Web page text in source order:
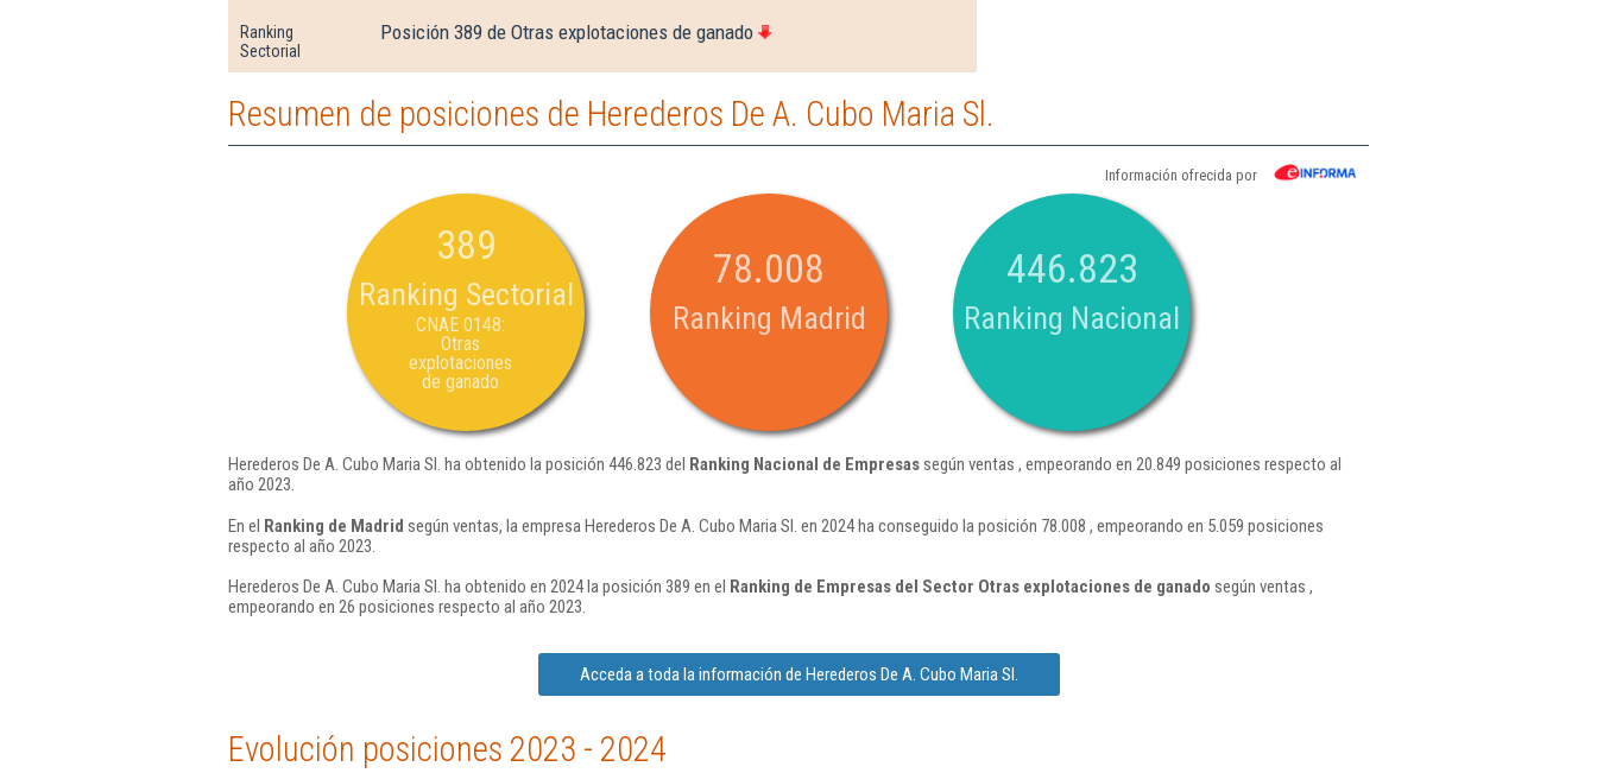
Ranking
Sectorial
Posición 389 de Otras explotaciones de ganado
Resumen de posiciones de Herederos De A. Cubo Maria Sl.
Información ofrecida por
389
Ranking Sectorial
CNAE 0148:
Otras
explotaciones
de ganado
78.008
Ranking Madrid
446.823
Ranking Nacional
Herederos De A. Cubo Maria Sl. ha obtenido la posición 446.823 del Ranking Nacional de Empresassegún ventas , empeorando en 20.849 posiciones respecto al
año 2023.
En el Ranking de Madrid según ventas, la empresa Herederos De A. Cubo Maria Sl. en 2024 ha conseguido la posición 78.008 , empeorando en 5.059 posiciones
respecto al año 2023.
Herederos De A. Cubo Maria Sl. ha obtenido en 2024 la posición 389 en el Ranking de Empresas del Sector Otras explotaciones de ganado según ventas ,
empeorando en 26 posiciones respecto al año 2023.
Acceda a toda la información de Herederos De A. Cubo Maria Sl.
Evolución posiciones 2023 - 2024